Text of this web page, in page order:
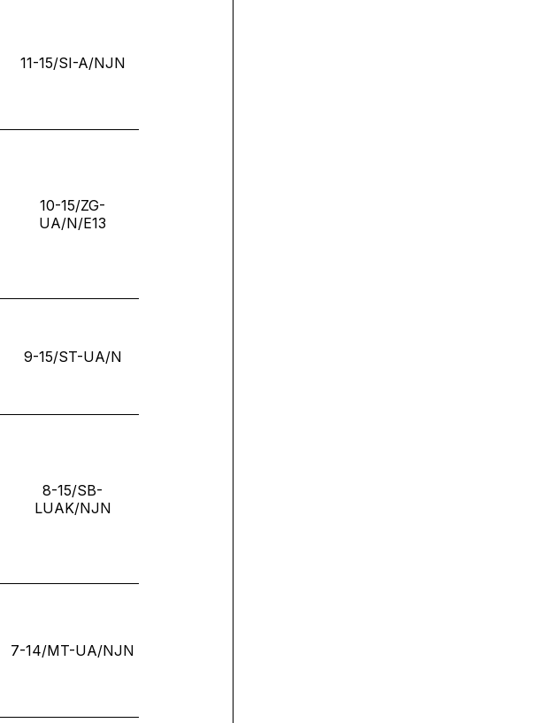
11-15/SI-A/NJN
10-15/ZG-
UA/N/E13
9-15/ST-UA/N
8-15/SB-
LUAK/NJN
7-14/MT-UA/NJN